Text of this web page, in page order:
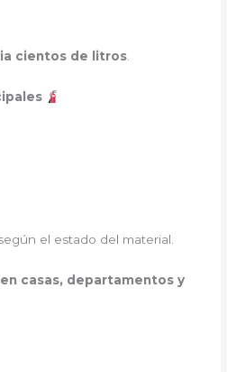
cientos de litros.
el estado del material.
casas, departamentos y